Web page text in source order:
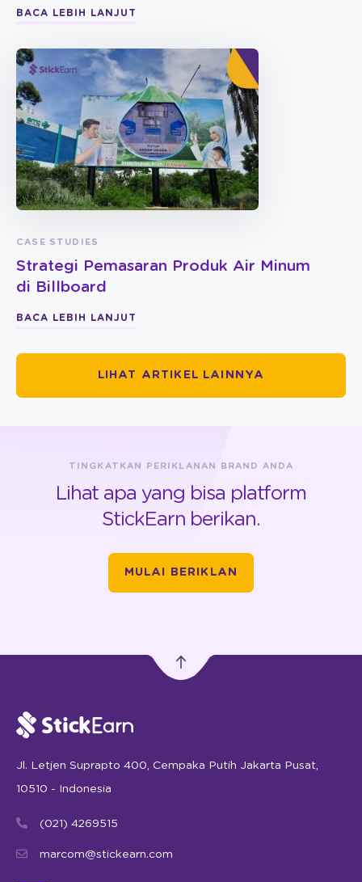
BACA LEBIH LANJUT
CASE STUDIES
Strategi Pemasaran Produk Air Minum
di Billboard
BACA LEBIH LANJUT
LIHAT ARTIKEL LAINNYA
TINGKATKAN PERIKLANAN BRAND ANDA
Lihat apa yang bisa platform
StickEarn berikan.
MULAI BERIKLAN
Jl. Letjen Suprapto 400, Cempaka Putih Jakarta Pusat,
10510 - Indonesia
(021) 4269515
marcom@stickearn.com